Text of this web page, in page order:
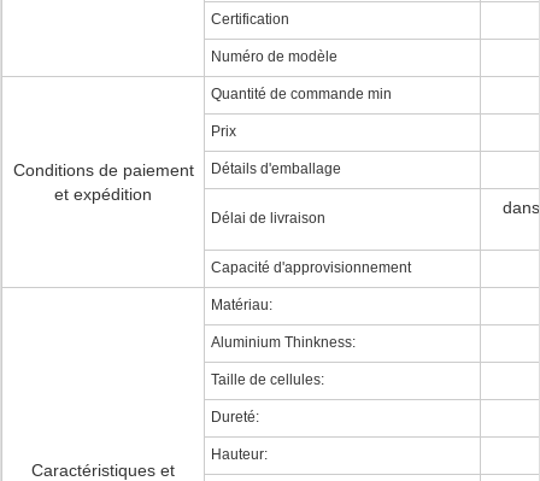
Certification
Numéro de modèle
Conditions de paiement
et expédition
Quantité de commande min
Prix
Détails d'emballage
Délai de livraison
Capacité d'approvisionnement
Caractéristiques et
Matériau:
Aluminium Thinkness:
Taille de cellules:
Dureté:
Hauteur: